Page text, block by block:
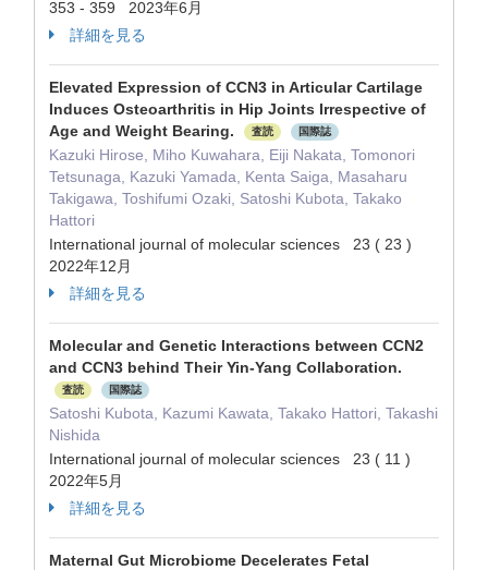
353 - 359 2023年6月
詳細を見る
Elevated Expression of CCN3 in Articular Cartilage
Induces Osteoarthritis in Hip Joints Irrespective of
Age and Weight Bearing.
査読 国際誌
Kazuki Hirose, Miho Kuwahara, Eiji Nakata, Tomonori
Tetsunaga, Kazuki Yamada, Kenta Saiga, Masaharu
Takigawa, Toshifumi Ozaki, Satoshi Kubota, Takako
Hattori
International journal of molecular sciences 23 ( 23 )
2022年12月
詳細を見る
Molecular and Genetic Interactions between CCN2
and CCN3 behind Their Yin-Yang Collaboration.
査読 国際誌
Satoshi Kubota, Kazumi Kawata, Takako Hattori, Takashi
Nishida
International journal of molecular sciences 23 ( 11 )
2022年5月
詳細を見る
Maternal Gut Microbiome Decelerates Fetal